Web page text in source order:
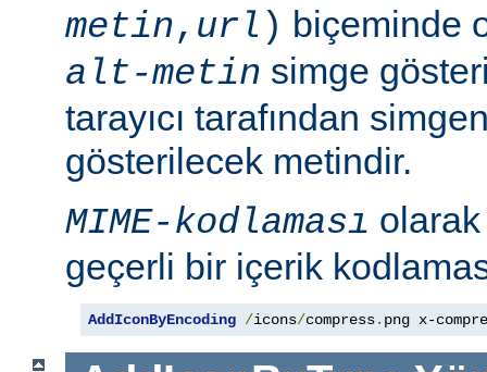
metin, url ) biçeminde
alt-metin simge
tarayıcı tarafından
gösterilecek metindir.
MIME-kodlaması
geçerli bir içerik
AddIconByEncoding /icons/compress. png x-